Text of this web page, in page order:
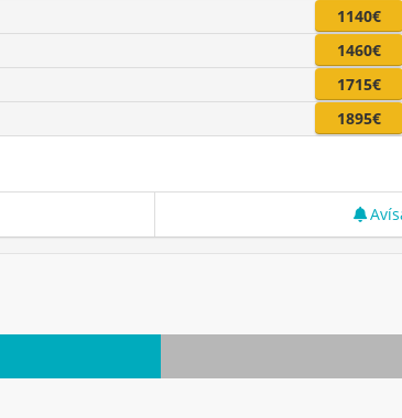
1140€
1460€
1715€
1895€